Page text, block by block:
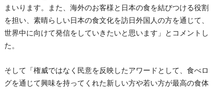
まいります。また、海外のお客様と日本の食を結びつける役割
を担い、素晴らしい日本の食文化を訪日外国人の方を通じて、
世界中に向けて発信をしていきたいと思います」とコメントし
た。
そして「権威ではなく民意を反映したアワードとして、食べロ
グを通じて興味を持ってくれた新しい方や若い方が最高の食体